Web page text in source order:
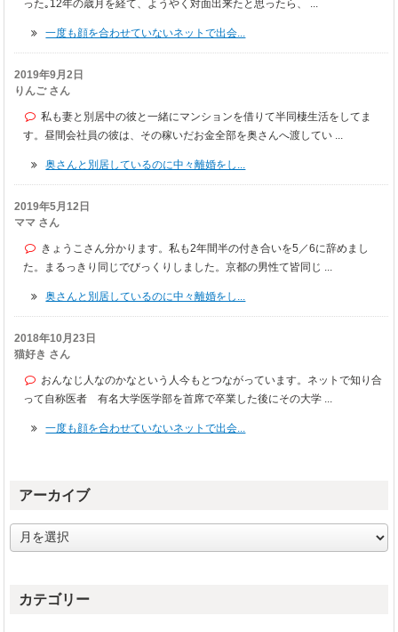
った｡12年の歳月を経て、ようやく対面出来たと思ったら、 ...
一度も顔を合わせていないネットで出会...
2019年9月2日
りんご さん
私も妻と別居中の彼と一緒にマンションを借りて半同棲生活をしてま
す。昼間会社員の彼は、その稼いだお金全部を奥さんへ渡してい ...
奥さんと別居しているのに中々離婚をし...
2019年5月12日
ママ さん
きょうこさん分かります。私も2年間半の付き合いを5／6に辞めまし
た。まるっきり同じでびっくりしました。京都の男性て皆同じ ...
奥さんと別居しているのに中々離婚をし...
2018年10月23日
猫好き さん
おんなじ人なのかなという人今もとつながっています。ネットで知り合
って自称医者 有名大学医学部を首席で卒業した後にその大学 ...
一度も顔を合わせていないネットで出会...
アーカイブ
ー
ブカテゴリー